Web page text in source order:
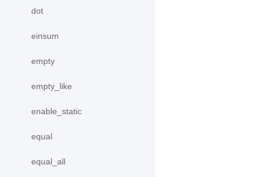
dot
einsum
empty
empty_like
enable_static
equal
equal_all